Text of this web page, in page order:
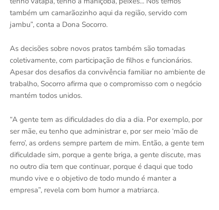
também um camarãozinho aqui da região, servido com
jambu”, conta a Dona Socorro.
As decisões sobre novos pratos também são tomadas
coletivamente, com participação de filhos e funcionários.
Apesar dos desafios da convivência familiar no ambiente de
trabalho, Socorro afirma que o compromisso com o negócio
mantém todos unidos.
“A gente tem as dificuldades do dia a dia. Por exemplo, por
ser mãe, eu tenho que administrar e, por ser meio ‘mão de
ferro’, as ordens sempre partem de mim. Então, a gente tem
dificuldade sim, porque a gente briga, a gente discute, mas
no outro dia tem que continuar, porque é daqui que todo
mundo vive e o objetivo de todo mundo é manter a
empresa”, revela com bom humor a matriarca.